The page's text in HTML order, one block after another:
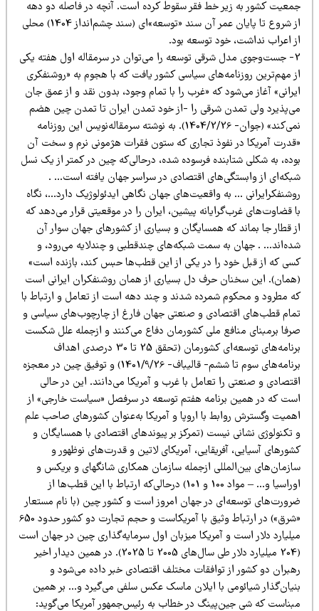
کشور به زیر خط فقر سقوط کرده است. آنچه در فاصله دو دهه
از شروع تا پایان عمر آن سند «توسعه‌»ای (سند چشم‌انداز 1404) محلی
اعراب نداشت، خود توسعه بود.
2- جست‌وجوی مدل شرقی توسعه را می‌توان در سرمقاله اول هفته یکی
مهم‌ترین روزنامه‌های سیاسی کشور یافت که با هجوم به «روشنفکری
آغاز می‌شود که «غرب را با تمام وجود، بدون نقد و از عمق جان
ولی تمدن شرقی را -از خود تمدن ایران تا تمدن چین هضم
نمی‌کند» (جوان- 1404/2/26). به نوشته سرمقاله‌نویس این روزنامه
آمریکا در نفوذ تجاری که ستون فقرات هژمونی نرم و سخت آن
به شکلی شتابنده فرسوده شده، در‌حالی‌که چین در کمتر از یک نسل
از وابستگی‌های اقتصادی در سراسر جهان یافته است… .
… به واقعیت‌های جهان نگاهی ایدئولوژیک دارد…، نگاه
قضاوت‌های غرب‌گرایانه پیشین، ایران را در موقعیتی قرار می‌دهد که
قطار جا بماند که همسایگان و بسیاری از کشورهای جهان سوار آن
. جهان به سمت شبکه‌های چند‌قطبی و چند‌لایه می‌رود، و
که از قبل خود را در یکی از این قطب‌ها حبس کند، بازنده است»
این سخنان حرف دل بسیاری از همان روشنفکران ایرانی است
مطرود و محکوم شمرده شدند و چند دهه است از تعامل و ارتباط با
قطب‌های اقتصادی و صنعتی جهان فارغ از چارچوب‌های سیاسی و
برمبنای منافع ملی کشورمان دفاع می‌کنند و از‌‌جمله علل شکست
برنامه‌های توسعه‌ای کشورمان (تحقق 25 تا 30 درصدی اهداف
برنامه‌های سوم تا ششم- قالیباف- 1401/9/26) و توفیق چین در معجزه
و صنعتی را تعامل با غرب و آمریکا می‌دانند. این در حالی
که در همین برنامه هفتم توسعه در سرفصل «سیاست خارجی» از
وگسترش روابط با اروپا و آمریکا به‌عنوان کشورهای صاحب علم
تکنولوژی نشانی نیست (تمرکز بر پیوندهای اقتصادی با همسایگان و
آسیایی، آفریقایی، آمریکای لاتین و قدرت‌های نوظهور و
بین‌المللی از‌جمله سازمان همکاری شانگهای و بریکس و
اوراسیا و… – مواد 100 و 101) در‌حالی‌که ارتباط با این قطب‌ها از
توسعه‌ای در جهان امروز است و کشور چین (با نام مستعار
«شرق») در ارتباط وثیق با آمریکاست و حجم تجارت دو کشور حدود 650
دلار است و آمریکا میزبان اول سرمایه‌گذاری چین در جهان است
(204 میلیارد دلار طی سال‌های 2005 تا 2025). در همین دیدار اخیر
دو کشور از توافقات مختلف اقتصادی خبر داده می‌شود و
شیائومی با ایلان ماسک عکس سلفی می‌گیرد و… بر همین
که شی جین‌پینگ در خطاب به رئیس‌جمهور آمریکا می‌گوید: